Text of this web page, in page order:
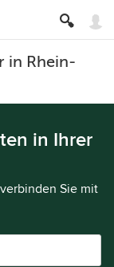
in Rhein-
in Ihrer
Sie mit